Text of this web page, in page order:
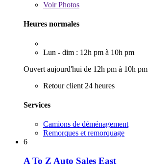
VoirPhotos
Heures normales
Lun - dim : 12h pm à 10h pm
Ouvert aujourd'hui de 12h pm à 10h pm
Retour client 24 heures
Services
Camions de déménagement
Remorques et remorquage
6
A To Z Auto Sales East